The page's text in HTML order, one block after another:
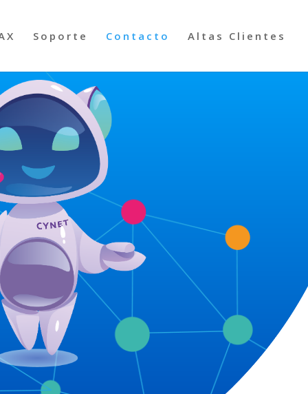
Soporte Contacto Altas Clientes